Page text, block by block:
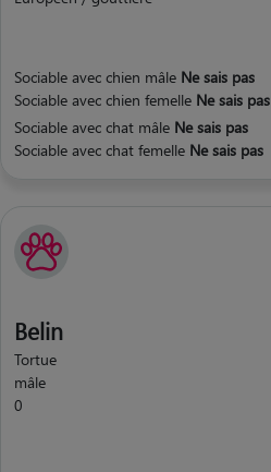
Sociable avec chien mâle Ne sais pas
Sociable avec chien femelle Ne sais pas
Sociable avec chat mâle Ne sais pas
Sociable avec chat femelle Ne sais pas
Belin
Tortue
mâle
0